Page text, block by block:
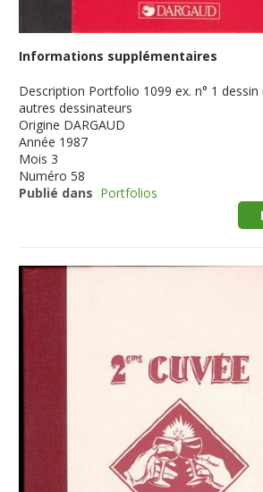
Informations supplémentaires
Description Portfolio 1099 ex. n° 1
autres dessinateurs
Origine DARGAUD
Année 1987
Mois 3
Numéro 58
Publié dans Portfolios